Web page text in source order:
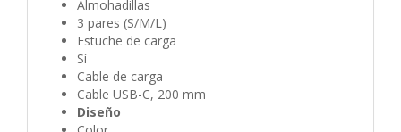
Almohadillas
3 pares (S/M/L)
Estuche de carga
Sí
Cable de carga
Cable USB-C, 200 mm
Diseño